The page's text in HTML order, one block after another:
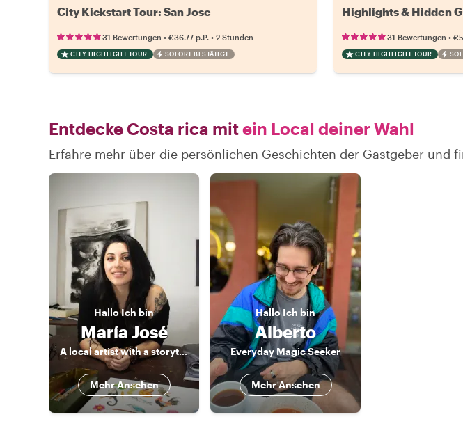
City Kickstart Tour: San Jose
31 Bewertungen • €36.77 p.P. • 2 Stunden
CITY HIGHLIGHT TOUR SOFORT BESTÄTIGT
Highlights & Hidden
31 Bewertungen •
CITY HIGHLIGHT TOUR
Entdecke Costa rica mitein Local deiner Wahl
Erfahre mehr über die persönlichen Geschichten der Gastgeber und
HalloIch bin
María José
A local artist with a storyteller heart
Mehr Ansehen
Hallo Ich bin
Alberto
Everyday Magic Seeker
Mehr Ansehen